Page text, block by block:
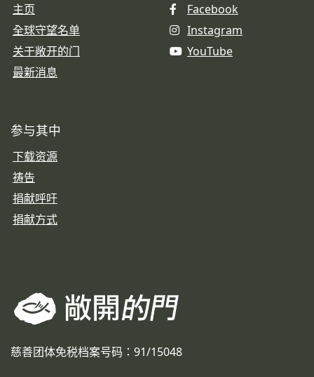
主页
全球守望名单
关于敞开的门
最新消息
Facebook
Instagram
YouTube
参与其中
下载资源
祷告
捐献呼吁
捐献方式
慈善团体免税档案号码：91/15048